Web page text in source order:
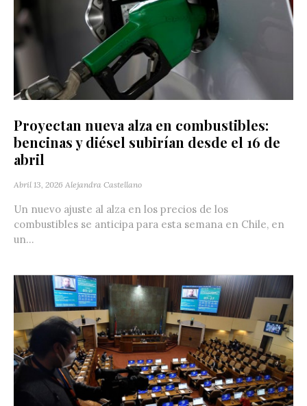
Proyectan nueva alza en combustibles:
bencinas y diésel subirían desde el 16 de
abril
Abril 13, 2026 Alejandra Castellano
Un nuevo ajuste al alza en los precios de los
combustibles se anticipa para esta semana en Chile, en
un...